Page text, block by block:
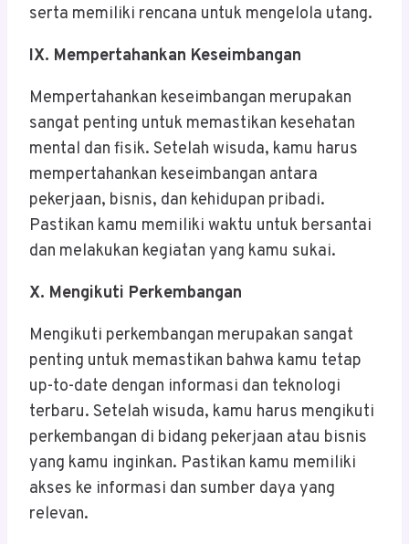
serta memiliki rencana untuk mengelola utang.
IX. Mempertahankan Keseimbangan
Mempertahankan keseimbangan merupakan
sangat penting untuk memastikan kesehatan
mental dan fisik. Setelah wisuda, kamu harus
mempertahankan keseimbangan antara
pekerjaan, bisnis, dan kehidupan pribadi.
Pastikan kamu memiliki waktu untuk bersantai
dan melakukan kegiatan yang kamu sukai.
X. Mengikuti Perkembangan
Mengikuti perkembangan merupakan sangat
penting untuk memastikan bahwa kamu tetap
up-to-date dengan informasi dan teknologi
terbaru. Setelah wisuda, kamu harus mengikuti
perkembangan di bidang pekerjaan atau bisnis
yang kamu inginkan. Pastikan kamu memiliki
akses ke informasi dan sumber daya yang
relevan.